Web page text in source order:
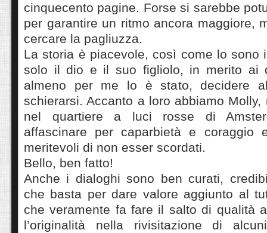
cinquecento pagine. Forse si sarebbe
per garantire un ritmo ancora maggiore,
cercare la pagliuzza.
La storia è piacevole, così come lo sono
solo il dio e il suo figliolo, in merito ai
almeno per me lo è stato, decidere
schierarsi. Accanto a loro abbiamo Molly,
nel quartiere a luci rosse di
affascinare per caparbietà e coraggio
meritevoli di non esser scordati.
Bello, ben fatto!
Anche i dialoghi sono ben curati,
che basta per dare valore aggiunto al
che veramente fa fare il salto di qualità
l’originalità nella rivisitazione di